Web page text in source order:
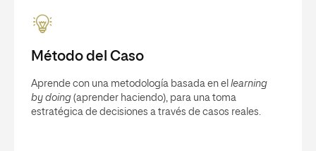
Método del Caso
Aprende con una metodología basada en el learning
by doing (aprender haciendo), para una toma
estratégica de decisiones a través de casos reales.